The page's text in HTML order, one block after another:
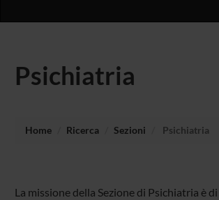
Psichiatria
Home Ricerca Sezioni Psichiatria
La missione della Sezione di Psichiatria è